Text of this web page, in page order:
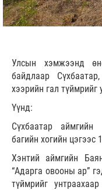
Улсын хэмжээнд
байдлаар
хээрийн гал
Үүнд:
Сүхбаатар
багийн хогийн цэгээс
Хэнтий аймгийн
“Адарга овооны ар”
түймрийг